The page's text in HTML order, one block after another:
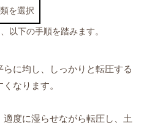
を選択
以下の手順を踏みます。
に均し、しっかりと転圧する
なります。
度に湿らせながら転圧し、土